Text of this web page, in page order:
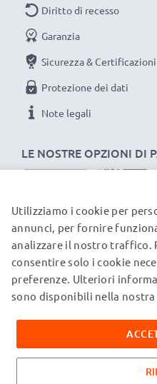
LCD, marcato
rapida e 3 anni di
LE NOSTRE OPZIONI DI
Diritto di recesso
Garanzia
Sicurezza & Certificazioni
Protezione dei dati
Note legali
I NOSTRI PARTNER DI
© subtel.ch 2026
Tutti i prezzi sono
spedizione. Si prega di
menzionati sulle nostre
fornire informazioni sui
Utilizziamo i cookie per
annunci, per fornire
analizzare il nostro traffico.
consentire solo i cookie
preferenze. Ulteriori
sono disponibili nella nostra